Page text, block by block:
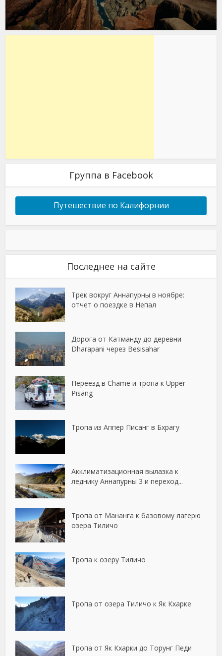
Группа в Facebook
Путешествие по Калифорнии
Последнее на сайте
Трек вокруг Аннапурны в ноябре:
отчет о поездке в Непал
Дорога от Катманду до деревни
Dharapani через Besisahar
Переезд в Chame и тропа к Upper
Pisang
Тропа из Аппер Писанг в Бхрагу
Акклиматизационная вылазка к
леднику Аннапурны 3 и переход...
Тропа от Мананга к базовому лагерю
озера Тиличо
Тропа к озеру Тиличо
Тропа от озера Тиличо к Як Кхарке
Тропа от Як Кхарки до Торунг Педи